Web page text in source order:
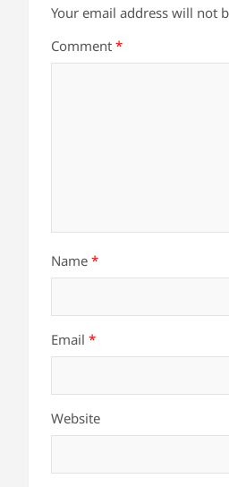
Your email address will not
Comment *
Name *
Email *
Website